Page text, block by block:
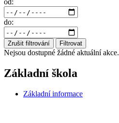
od:
do:
Zrušit filtrování Filtrovat
Nejsou dostupné žádné aktuální akce.
Základní škola
Základní informace